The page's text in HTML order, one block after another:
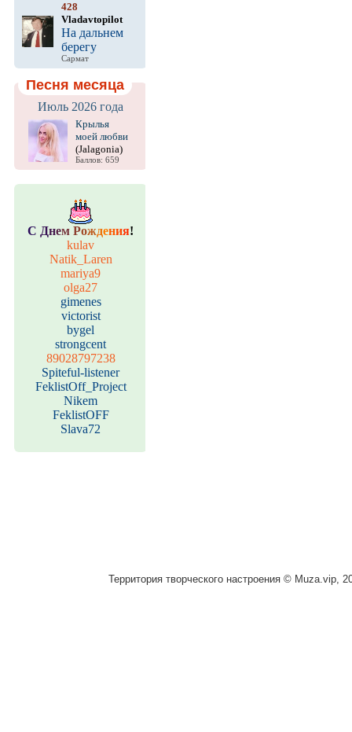
428
Vladavtopilot
На дальнем
берегу
Сармат
Песня месяца
Июль 2026 года
Крылья
моей любви
(Jalagonia)
Баллов: 659
С Днем Рождения!
kulav
Natik_Laren
mariya9
olga27
gimenes
victorist
bygel
strongcent
89028797238
Spiteful-listener
FeklistOff_Project
Nikem
FeklistOFF
Slava72
Территория творческого настроения © Muza.vip,